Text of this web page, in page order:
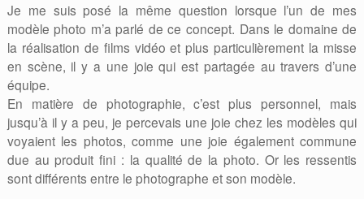
Je me suis posé la même question lorsque l’un de mes
modèle photo m’a parlé de ce concept. Dans le domaine de
la réalisation de films vidéo et plus particulièrement la misse
en scène, il y a une joie qui est partagée au travers d’une
équipe.
En matière de photographie, c’est plus personnel, mais
jusqu’à il y a peu, je percevais une joie chez les modèles qui
voyaient les photos, comme une joie également commune
due au produit fini : la qualité de la photo. Or les ressentis
sont différents entre le photographe et son modèle.